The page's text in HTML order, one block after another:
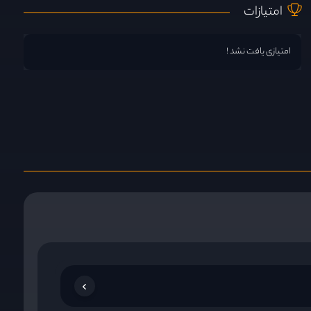
امتیازات
امتیازی یافت نشد !